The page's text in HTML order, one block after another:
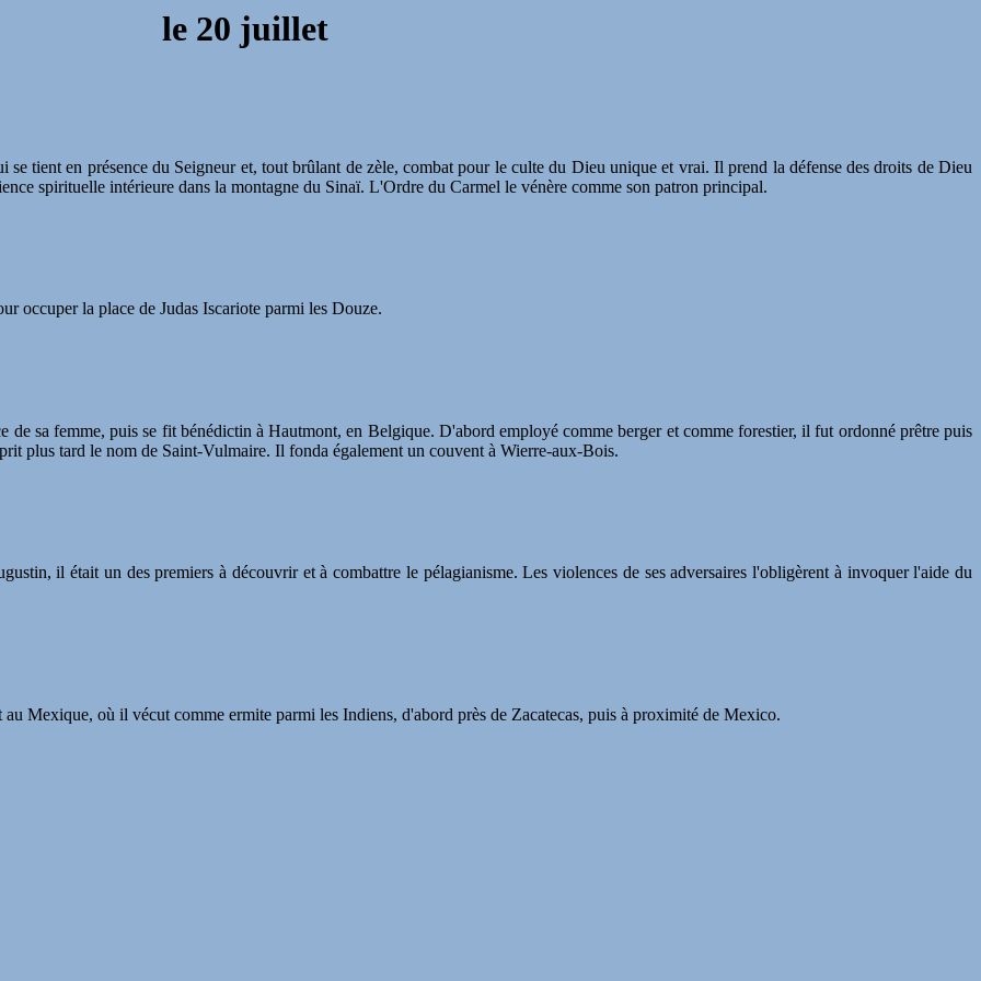
le 20 juillet
tient en présence du Seigneur et, tout brûlant de zèle, combat pour le culte du Dieu unique et vrai. Il prend la défense des droits de Dieu
spirituelle intérieure dans la montagne du Sinaï. L'Ordre du Carmel le vénère comme son patron principal.
occuper la place de Judas Iscariote parmi les Douze.
sa femme, puis se fit bénédictin à Hautmont, en Belgique. D'abord employé comme berger et comme forestier, il fut ordonné prêtre puis
plus tard le nom de Saint-Vulmaire. Il fonda également un couvent à Wierre-aux-Bois.
il était un des premiers à découvrir et à combattre le pélagianisme. Les violences de ses adversaires l'obligèrent à invoquer l'aide du
Mexique, où il vécut comme ermite parmi les Indiens, d'abord près de Zacatecas, puis à proximité de Mexico.